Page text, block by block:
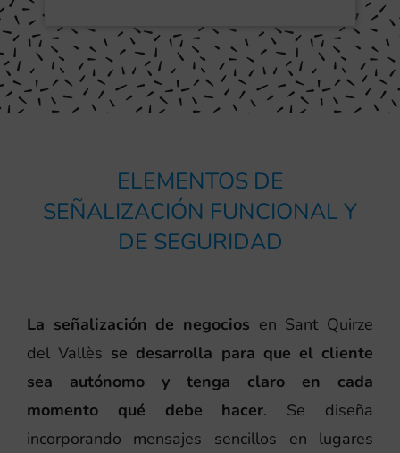
ELEMENTOS DE
SEÑALIZACIÓN FUNCIONAL Y
DE SEGURIDAD
La señalización de negocios en Sant Quirze
del Vallès se desarrolla para que el cliente
sea autónomo y tenga claro en cada
momento qué debe hacer. Se diseña
incorporando mensajes sencillos en lugares